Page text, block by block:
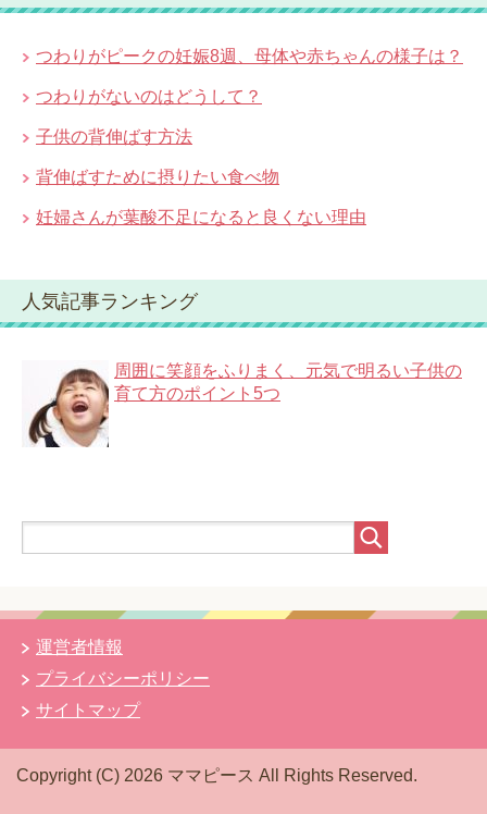
つわりがピークの妊娠8週、母体や赤ちゃんの様子は？
つわりがないのはどうして？
子供の背伸ばす方法
背伸ばすために摂りたい食べ物
妊婦さんが葉酸不足になると良くない理由
人気記事ランキング
周囲に笑顔をふりまく、元気で明るい子供の
育て方のポイント5つ
運営者情報
プライバシーポリシー
サイトマップ
Copyright (C) 2026 ママピース All Rights Reserved.